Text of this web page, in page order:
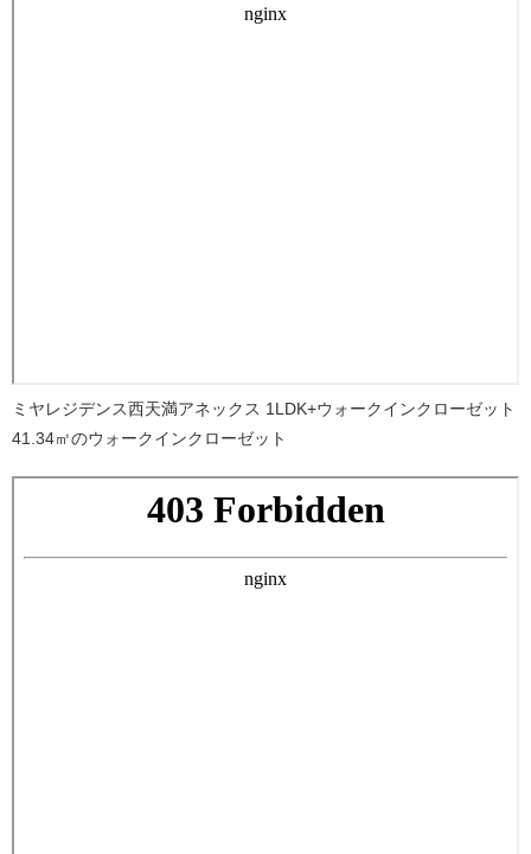
ミヤレジデンス西天満アネックス 1LDK+ウォークインクローゼット
41.34㎡のウォークインクローゼット